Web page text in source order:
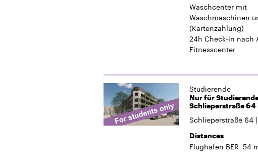
Waschcenter mit
Waschmaschinen
(Kartenzahlung)
24h Check-in nach
Fitnesscenter
Studierende
Nur für
Schlieperstraße 64
Schlieperstraße 64
Distances
Flughafen BER 54